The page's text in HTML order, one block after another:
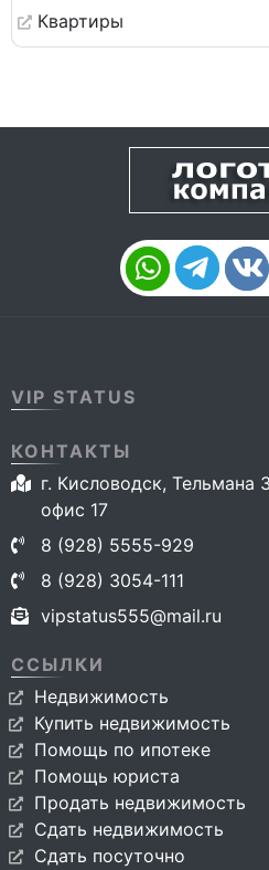
Квартиры
VIP STATUS
КОНТАКТЫ
г. Кисловодск,
офис 17
8 (928) 5555-929
8 (928) 3054-111
vipstatus555@mail.ru
ССЫЛКИ
Недвижимость
Купить недвижимость
Помощь по ипотеке
Помощь юриста
Продать недвижимость
Сдать недвижимость
Сдать посуточно